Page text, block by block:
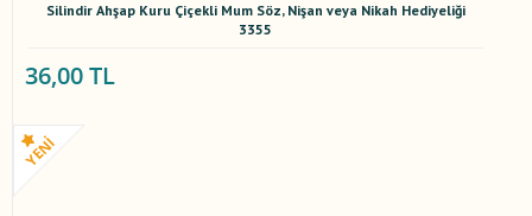
Silindir Ahşap Kuru Çiçekli Mum Söz, Nişan veya Nikah Hediyeliği
3355
36,00 TL